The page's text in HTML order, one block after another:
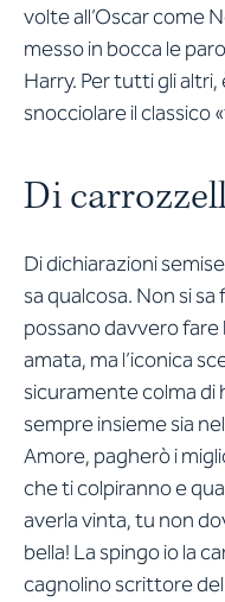
volte all’Oscar come
messo in bocca le
Harry. Per tutti gli
snocciolare il classico
Di
Di dichiarazioni
sa qualcosa. Non si
possano davvero fare
amata, ma l’iconica
sicuramente colma di
sempre insieme sia
Amore, pagherò i
che ti colpiranno e
averla vinta, tu non
bella! La spingo io la
cagnolino scrittore